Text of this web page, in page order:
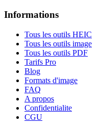
Informations
Tous les outils HEIC
Tous les outils image
Tous les outils PDF
Tarifs Pro
Blog
Formats d'image
FAQ
A propos
Confidentialite
CGU